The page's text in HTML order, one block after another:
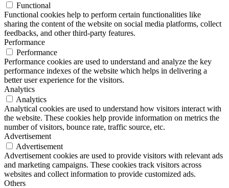
Functional
Functional cookies help to perform certain functionalities like
sharing the content of the website on social media platforms, collect
feedbacks, and other third-party features.
Performance
Performance
Performance cookies are used to understand and analyze the key
performance indexes of the website which helps in delivering a
better user experience for the visitors.
Analytics
Analytics
Analytical cookies are used to understand how visitors interact with
the website. These cookies help provide information on metrics the
number of visitors, bounce rate, traffic source, etc.
Advertisement
Advertisement
Advertisement cookies are used to provide visitors with relevant ads
and marketing campaigns. These cookies track visitors across
websites and collect information to provide customized ads.
Others